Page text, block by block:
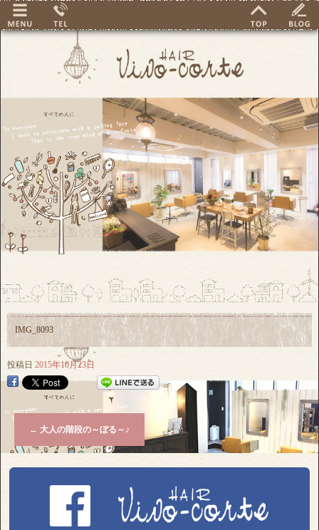
IMG_8093
投稿日 2015年10月23日
← 大人の階段の～ぼる～♪